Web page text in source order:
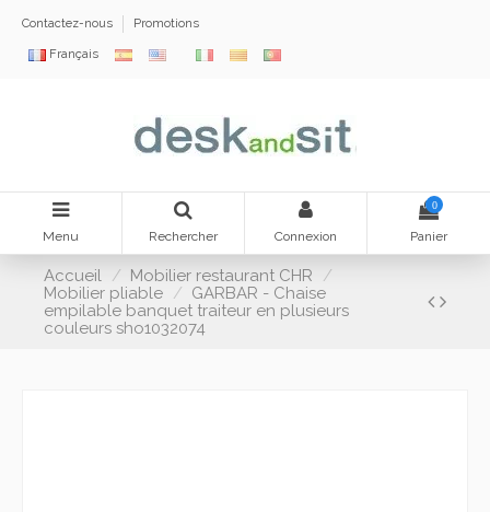
Contactez-nous Promotions
Français
Menu Rechercher Connexion
0
Panier
Accueil
Mobilier restaurant CHR
Mobilier pliable
GARBAR - Chaise
empilable banquet traiteur en plusieurs
couleurs sho1032074